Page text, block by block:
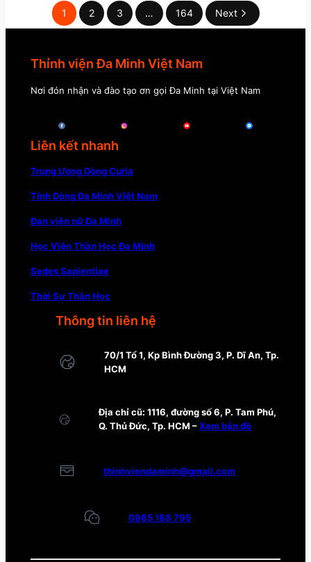
1 2 3 … 164 Next
Thỉnh viện Đa Minh Việt Nam
Nơi đón nhận và đào tạo ơn gọi Đa Minh tại Việt Nam
Liên kết nhanh
Trung Ương Dòng Curia
Tỉnh Dòng Đa Minh Việt Nam
Đan viện nữ Đa Minh
Học Viện Thần Học Đa Minh
Sedes Sapientiae
Thời Sự Thần Học
Thông tin liên hệ
70/1 Tổ 1, Kp Bình Đường 3, P. Dĩ An, Tp.
HCM
Địa chỉ cũ: 1116, đường số 6, P. Tam Phú,
Q. Thủ Đức, Tp. HCM –Xem bản đồ
thinhviendaminh@gmail.com
0985 188 795